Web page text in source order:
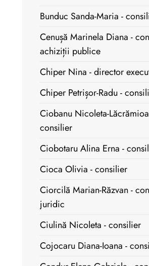
Bunduc Sanda-Maria -
Cenușă Marinela Diana -
achiziții publice
Chiper Nina - director
Chiper Petrișor-Radu -
Ciobanu Nicoleta-
consilier
Ciobotaru Alina Erna -
Cioca Olivia - consilier
Ciorcilă Marian-Răzvan -
juridic
Ciulină Nicoleta - consilier
Cojocaru Diana-Ioana -